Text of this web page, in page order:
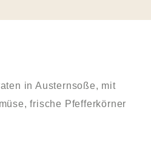
in Austernsoße, mit
frische Pfefferkörner